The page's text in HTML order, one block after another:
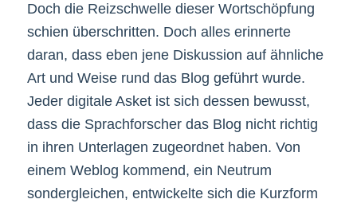
Doch die Reizschwelle dieser Wortschöpfung
schien überschritten. Doch alles erinnerte
daran, dass eben jene Diskussion auf ähnliche
Art und Weise rund das Blog geführt wurde.
Jeder digitale Asket ist sich dessen bewusst,
dass die Sprachforscher das Blog nicht richtig
in ihren Unterlagen zugeordnet haben. Von
einem Weblog kommend, ein Neutrum
sondergleichen, entwickelte sich die Kurzform